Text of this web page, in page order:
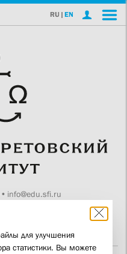
RU | EN
info@edu.sfi.ru
для улучшения
статистики. Вы можете